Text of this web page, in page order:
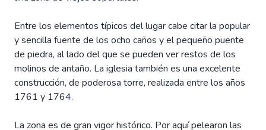
Entre los elementos típicos del lugar cabe citar la popular
y sencilla fuente de los ocho caños y el pequeño puente
de piedra, al lado del que se pueden ver restos de los
molinos de antaño. La iglesia también es una excelente
construcción, de poderosa torre, realizada entre los años
1761 y 1764.
La zona es de gran vigor histórico. Por aquí pelearon las